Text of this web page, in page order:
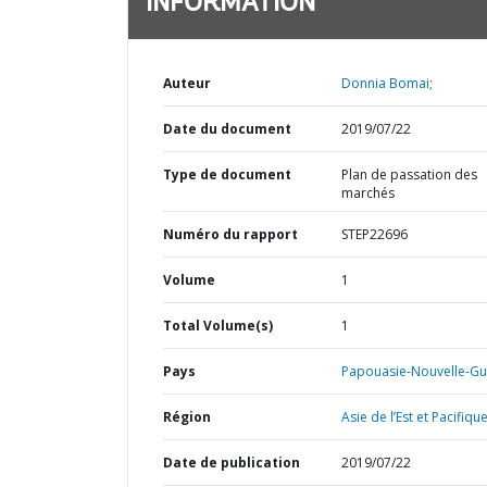
Auteur Donnia Bomai;
Date du document 2019/07/22
Type de document
Plan de passation des
marchés
Numéro du rapport STEP22696
Volume 1
Total Volume(s) 1
Pays Papouasie-Nouvelle-
Région Asie de l’Est et
Date de publication 2019/07/22